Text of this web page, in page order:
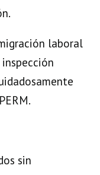
laboral
sin